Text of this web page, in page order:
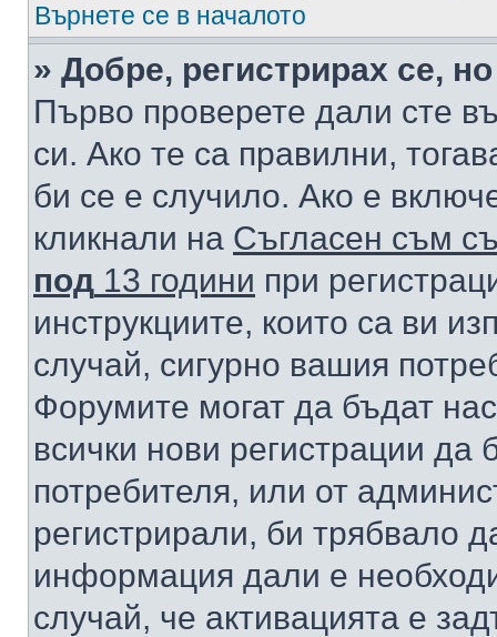
Върнете се в началото
» Добре, регистрирах се,
Първо проверете дали сте
си. Ако те са правилни,
би се е случило. Ако е
кликнали на Съгласен съм
под 13 години при
инструкциите, които са ви
случай, сигурно вашия
Форумите могат да бъдат
всички нови регистрации да
потребителя, или от
регистрирали, би трябвало
информация дали е
случай, че активацията е